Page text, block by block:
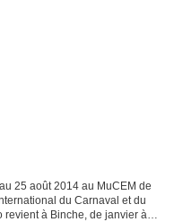
25 août 2014 au MuCEM de
du Carnaval et du
revient à Binche, de janvier à